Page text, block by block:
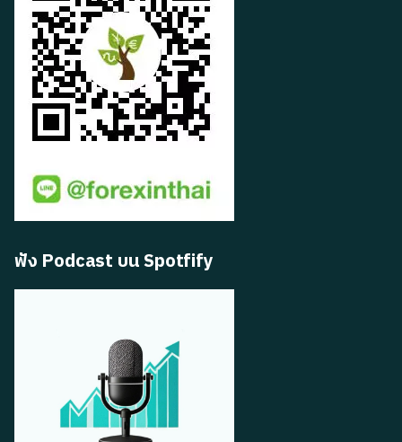
ฟัง Podcast บน Spotfify